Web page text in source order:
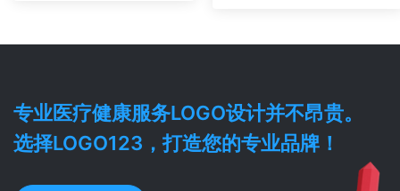
专业医疗健康服务LOGO设计并不昂贵。
选择LOGO123，打造您的专业品牌！